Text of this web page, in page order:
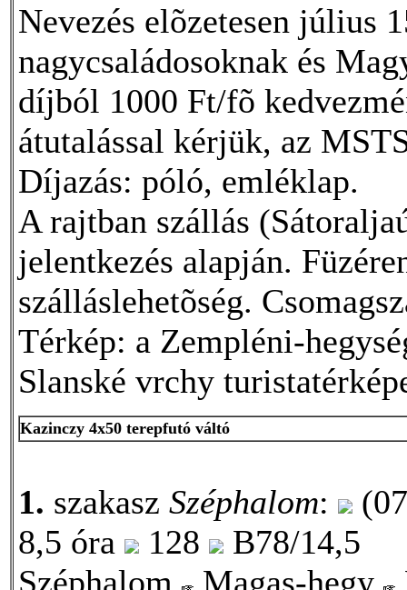
Nevezés elõzetesen július
nagycsaládosoknak és
díjból 1000 Ft/fõ
átutalással kérjük, az
Díjazás: póló, emléklap.
A rajtban szállás
jelentkezés alapján.
szálláslehetõség.
Térkép: a Zempléni-
Slanské vrchy
Kazinczy 4x50 terepfutó váltó
1. szakasz Széphalom:
8,5 óra
128
B78/14,5
Széphalom
Magas-hegy